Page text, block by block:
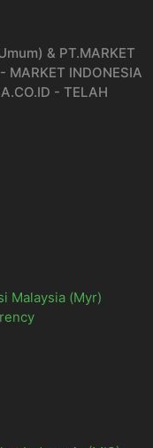
& PT.MARKET
MARKET INDONESIA
- TELAH
Malaysia (Myr)